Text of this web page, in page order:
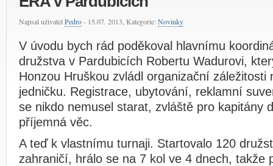
Napsal uživatel Pedro- 15.07. 2013, Kategorie: Novinky
V úvodu bych rád poděkoval hlavnímu
družstva v Pardubicích Robertu Wadurovi,
Honzou Hruškou zvládl organizační záležitosti
jedničku. Registrace, ubytování, reklamní
se nikdo nemusel starat, zvláště pro kapitány
příjemná věc.
A teď k vlastnímu turnaji. Startovalo 120
zahraničí, hrálo se na 7 kol ve 4 dnech, takže